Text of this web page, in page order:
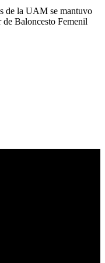
de la UAM se mantuvo
Baloncesto Femenil